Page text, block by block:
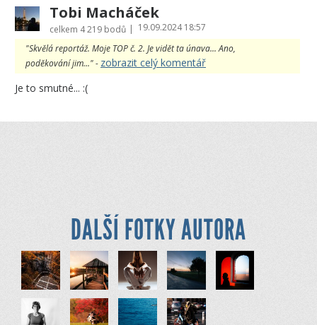
Tobi Macháček
celkem 4 219 bodů
19.09.2024 18:57
"Skvělá reportáž. Moje TOP č. 2. Je vidět ta únava... Ano,
poděkování jim..." - zobrazit celý komentář
Je to smutné... :(
DALŠÍ FOTKY AUTORA